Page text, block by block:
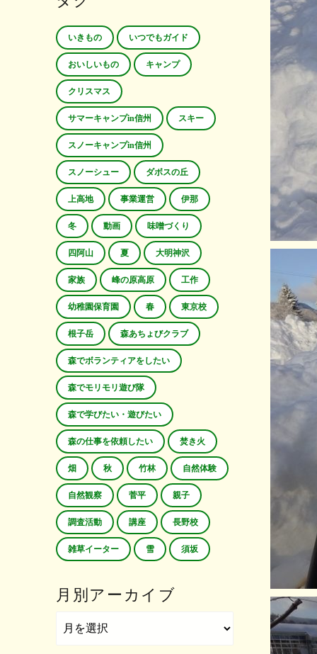
いきもの いつでもガイド
おいしいもの キャンプ
クリスマス
サマーキャンプin信州 スキー
スノーキャンプin信州
スノーシュー ダボスの丘
上高地 事業運営 伊那
冬 動画 味噌づくり
四阿山 夏 大明神沢
家族 峰の原高原 工作
幼稚園保育園 春 東京校
根子岳 森あちょびクラブ
森でボランティアをしたい
森でモリモリ遊び隊
森で学びたい・遊びたい
森の仕事を依頼したい 焚き火
畑 秋 竹林 自然体験
自然観察 菅平 親子
調査活動 講座 長野校
雑草イーター 雪 須坂
月別アーカイブ